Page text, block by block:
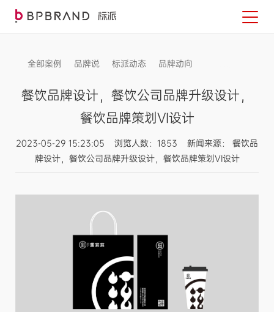
全部案例 品牌说 标派动态 品牌动向
餐饮品牌设计，餐饮公司品牌升级设计，
餐饮品牌策划VI设计
2023-05-29 15:23:05 浏览人数：1853 新闻来源： 餐饮品
牌设计，餐饮公司品牌升级设计，餐饮品牌策划VI设计